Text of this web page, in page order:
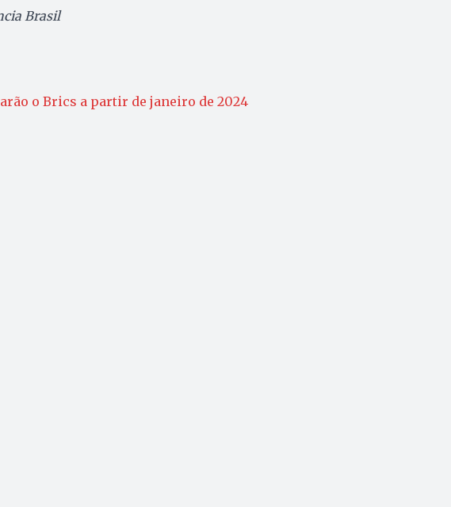
Brasil
o Brics a partir de janeiro de 2024